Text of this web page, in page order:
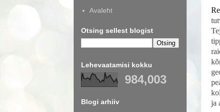
ja
Avaleht
Otsing sellest blogist
Lehevaatamisi kokku
984,003
Blogi arhiiv